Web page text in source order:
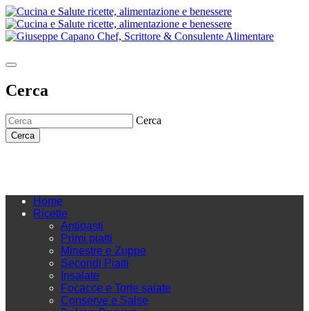
Cerca
Cerca
Cerca
Home
Ricette
Antipasti
Primi piatti
Minestre e Zuppe
Secondi Piatti
Insalate
Focacce e Torte salate
Conserve e Salse